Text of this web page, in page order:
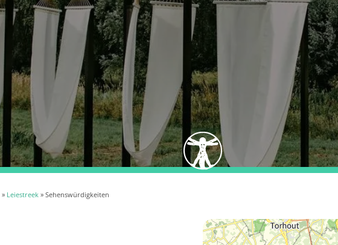
» Leiestreek » Sehenswürdigkeiten